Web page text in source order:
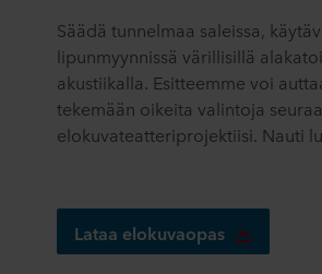
Säädä tunnelmaa saleissa,
lipunmyynnissä värillisillä
akustiikalla. Esitteemme voi
tekemään oikeita valintoja
elokuvateatteriprojektiisi. Nauti
Lataa elokuvaopas